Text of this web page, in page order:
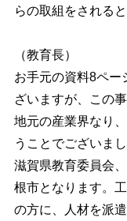
らの取組をされる
（教育長）
お手元の資料8ペー
ざいますが、この
地元の産業界なり
うことでございま
滋賀県教育委員会
根市となります。
の方に、人材を派